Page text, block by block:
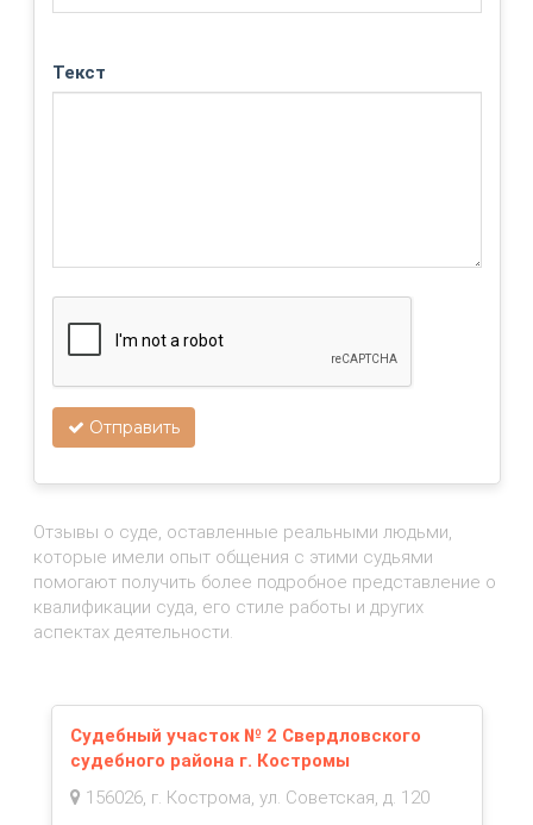
Текст
Отправить
Отзывы о суде, оставленные реальными людьми,
которые имели опыт общения с этими судьями
помогают получить более подробное представление о
квалификации суда, его стиле работы и других
аспектах деятельности.
Судебный участок № 2 Свердловского
судебного района г. Костромы
156026, г. Кострома, ул. Советская, д. 120